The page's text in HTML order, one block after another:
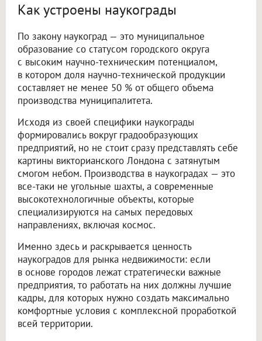
Как устроены наукограды
По закону наукоград — это муниципальное
образование со статусом городского округа
с высоким научно-техническим потенциалом,
в котором доля научно-технической продукции
составляет не менее 50 % от общего объема
производства муниципалитета.
Исходя из своей специфики наукограды
формировались вокруг градообразующих
предприятий, но не стоит сразу представлять себе
картины викторианского Лондона с затянутым
смогом небом. Производства в наукоградах — это
все-таки не угольные шахты, а современные
высокотехнологичные объекты, которые
специализируются на самых передовых
направлениях, включая космос.
Именно здесь и раскрывается ценность
наукоградов для рынка недвижимости: если
в основе городов лежат стратегически важные
предприятия, то работать на них должны лучшие
кадры, для которых нужно создать максимально
комфортные условия с комплексной проработкой
всей территории.